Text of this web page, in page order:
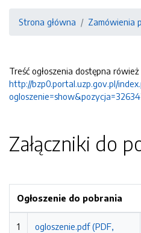
Strona główna Zamówienia
Treść ogłoszenia dostępna
http://bzp0.portal.uzp.gov.pl/
Załączniki do
Ogłoszenie do pobrania
1
ogloszenie.pdf (PDF,